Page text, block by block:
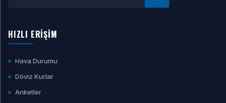
HIZLI ERİŞİM
Hava Durumu
Döviz Kurlar
Anketler